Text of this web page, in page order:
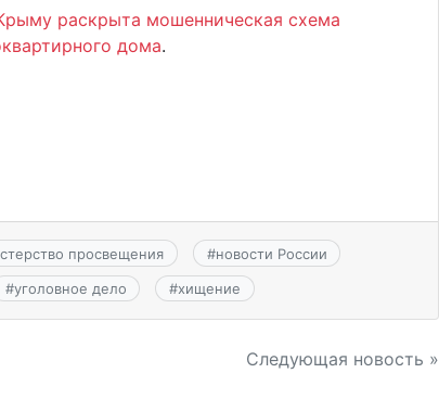
раскрыта мошенническая схема
дома.
просвещения #новости России
#уголовное дело #хищение
Следующая новость »